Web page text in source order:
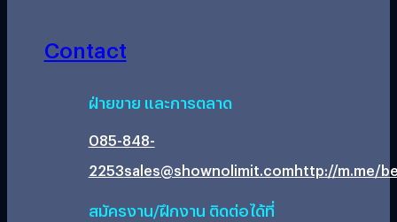
Contact
ฝ่ายขาย และการตลาด
085-848-
2253sales@shownolimit.comhttp://m.me/
สมัครงาน/ฝึกงาน ติดต่อได้ที่